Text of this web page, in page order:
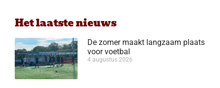
Het laatste nieuws
De zomer maakt langzaam plaats
voor voetbal
4 augustus 2026